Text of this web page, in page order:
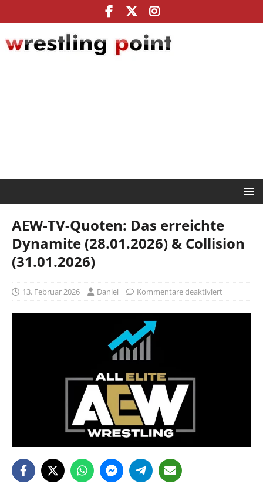
AEW-TV-Quoten: Das erreichte
Dynamite (28.01.2026) & Collision
(31.01.2026)
13. Februar 2026 Daniel Kommentare deaktiviert